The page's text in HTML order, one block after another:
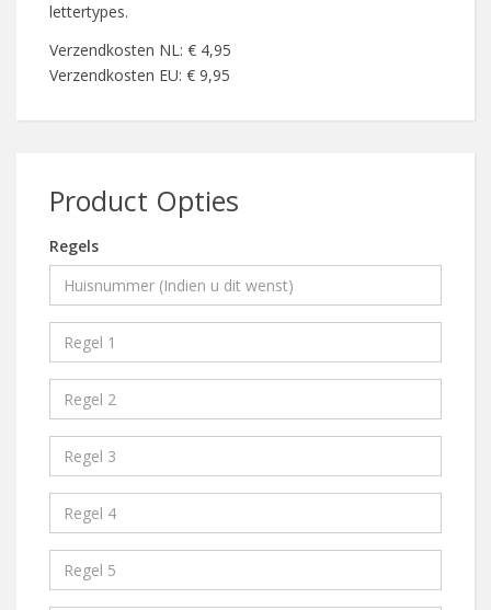
lettertypes.
Verzendkosten NL: € 4,95
Verzendkosten EU: € 9,95
Product Opties
Regels